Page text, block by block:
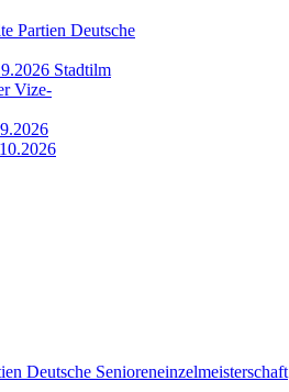
Partien Deutsche
Stadtilm
Vize-
Deutsche Senioreneinzelmeisterschaft